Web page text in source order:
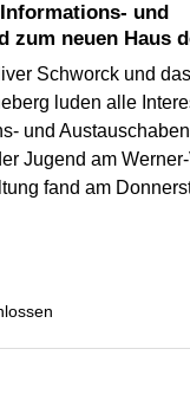
und
zum neuen Haus
Schworck und
luden alle
und
Jugend am
fand am